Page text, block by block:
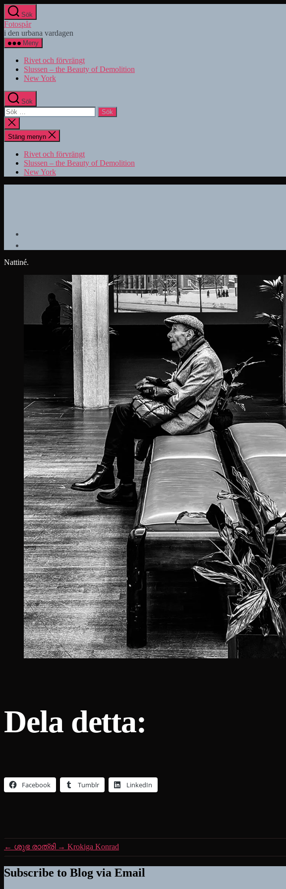
Hoppa
till
innehåll
Sök
Fotospår
i den urbana vardagen
Meny
Rivet och förvrängt
Slussen – the Beauty of Demolition
New York
Sök
Sök
efter:
Stäng
sökningen
Stäng menyn
Rivet och förvrängt
Slussen – the Beauty of Demolition
New York
Nattiné.
Dela detta:
Facebook Tumblr LinkedIn
← ശുഭ രാത്രി → Krokiga Konrad
Subscribe to Blog via Email